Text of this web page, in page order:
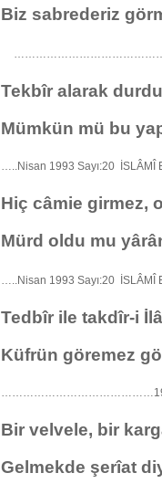
Biz sabrederiz
Tekbîr alarak
Mümkün mü bu
…..Nisan 1993 Sayı:20
Hiç câmie girmez,
Mürd oldu mu
…..Nisan 1993 Sayı:20
Tedbîr ile takdîr-i
Küfrün göremez
Bir velvele, bir
Gelmekde şerîat